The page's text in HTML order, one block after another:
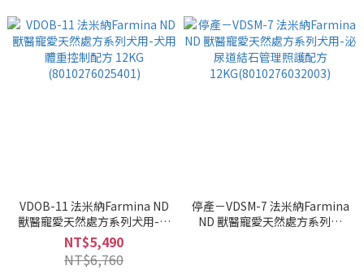
VDOB-11 法米納Farmina ND
獸醫寵愛天然處方系列犬用-犬
用 體重控制配方 12KG
(8010276025401)
NT$5,490
NT$6,760
停產－VDSM-7 法米納Farmina
ND 獸醫寵愛天然處方系列犬